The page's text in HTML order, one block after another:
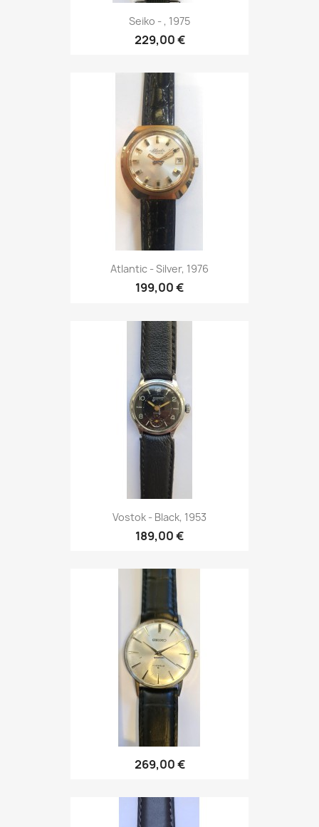
Seiko - , 1975
229,00 €
Atlantic - Silver, 1976
199,00 €
Vostok - Black, 1953
189,00 €
269,00 €